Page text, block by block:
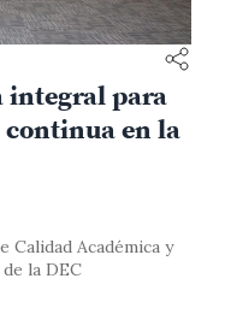
integral para
en la
Calidad Académica y
la DEC